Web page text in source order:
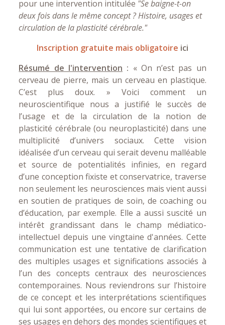
pour une intervention intitulée "Se baigne-t-on
deux fois dans le même concept ? Histoire, usages et
circulation de la plasticité cérébrale."
Inscription gratuite mais obligatoire ici
Résumé de l'intervention : « On n’est pas un
cerveau de pierre, mais un cerveau en plastique.
C’est plus doux. » Voici comment un
neuroscientifique nous a justifié le succès de
l’usage et de la circulation de la notion de
plasticité cérébrale (ou neuroplasticité) dans une
multiplicité d’univers sociaux. Cette vision
idéalisée d’un cerveau qui serait devenu malléable
et source de potentialités infinies, en regard
d’une conception fixiste et conservatrice, traverse
non seulement les neurosciences mais vient aussi
en soutien de pratiques de soin, de coaching ou
d’éducation, par exemple. Elle a aussi suscité un
intérêt grandissant dans le champ médiatico-
intellectuel depuis une vingtaine d'années. Cette
communication est une tentative de clarification
des multiples usages et significations associés à
l’un des concepts centraux des neurosciences
contemporaines. Nous reviendrons sur l’histoire
de ce concept et les interprétations scientifiques
qui lui sont apportées, ou encore sur certains de
ses usages en dehors des mondes scientifiques et